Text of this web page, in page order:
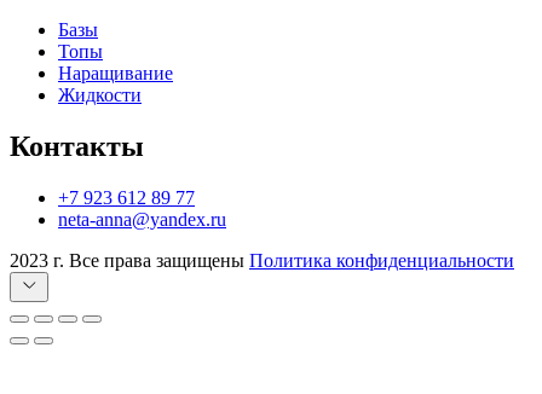
Базы
Топы
Наращивание
Жидкости
Контакты
+7 923 612 89 77
neta-anna@yandex.ru
2023 г. Все права защищены Политика конфиденциальности